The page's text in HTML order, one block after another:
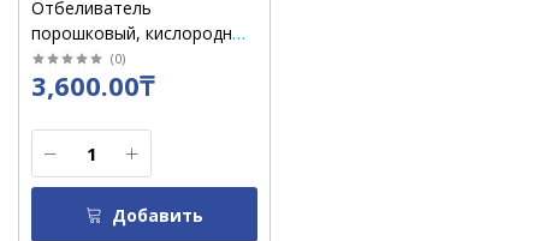
Отбеливатель
порошковый, кислородный
"Washkoning" для белых
тканей 750 гр
(0)
3,600.00₸
Добавить